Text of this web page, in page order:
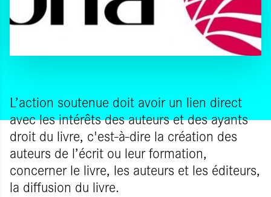
L’action soutenue doit avoir un lien direct
avec les intérêts des auteurs et des ayants
droit du livre, c'est-à-dire la création des
auteurs de l’écrit ou leur formation,
concerner le livre, les auteurs et les éditeurs,
la diffusion du livre.